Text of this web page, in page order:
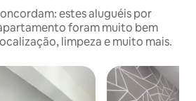
estes aluguéis por
foram muito bem
limpeza e muito mais.